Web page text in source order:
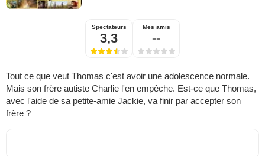
Spectateurs
3,3
Mes amis
--
Tout ce que veut Thomas c'est avoir une adolescence normale.
Mais son frère autiste Charlie l'en empêche. Est-ce que Thomas,
avec l'aide de sa petite-amie Jackie, va finir par accepter son
frère ?